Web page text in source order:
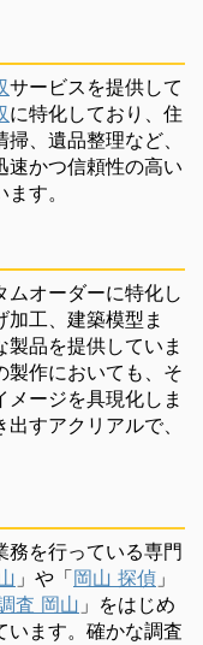
サービスを提供して
に特化しており、住
、遺品整理など、
速かつ信頼性の高い
す。
ムオーダーに特化し
工、建築模型ま
品を提供していま
製作においても、そ
ージを具現化しま
すアクリアルで、
務を行っている専門
」や「岡山 探偵 」
査 岡山 」をはじめ
います。確かな調査